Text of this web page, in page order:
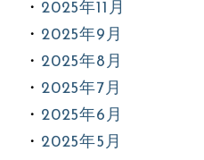
2025年11月
2025年9月
2025年8月
2025年7月
2025年6月
2025年5月